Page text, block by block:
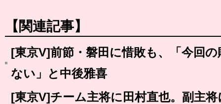
【関連記事】
[東京V]前節・磐田に惜敗も、「今回
ない」と中後雅喜
[東京V]チーム主将に田村直也。副主